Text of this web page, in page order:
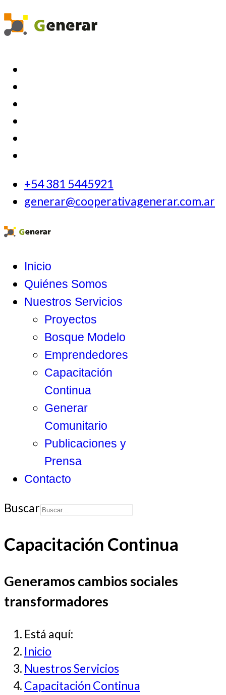
+54 381 5445921
generar@cooperativagenerar.com.ar
Inicio
Quiénes Somos
Nuestros Servicios
Proyectos
Bosque Modelo
Emprendedores
Capacitación
Continua
Generar
Comunitario
Publicaciones y
Prensa
Contacto
Buscar
characters for
Capacitación Continua
Generamos cambios sociales
transformadores
Está aquí:
Inicio
Nuestros Servicios
Capacitación Continua